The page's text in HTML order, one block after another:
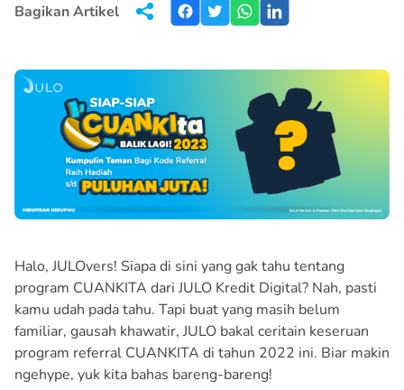
Bagikan Artikel
Halo, JULOvers! Siapa di sini yang gak tahu tentang
program CUANKITA dari JULO Kredit Digital? Nah, pasti
kamu udah pada tahu. Tapi buat yang masih belum
familiar, gausah khawatir, JULO bakal ceritain keseruan
program referral CUANKITA di tahun 2022 ini. Biar makin
ngehype, yuk kita bahas bareng-bareng!